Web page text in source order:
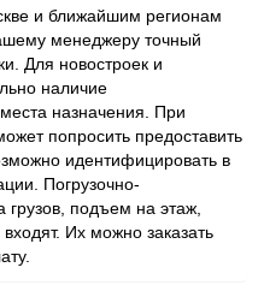
и ближайшим регионам
менеджеру точный
Для новостроек и
наличие
назначения. При
попросить предоставить
идентифицировать в
Погрузочно-
грузов, подъем на этаж,
Их можно заказать